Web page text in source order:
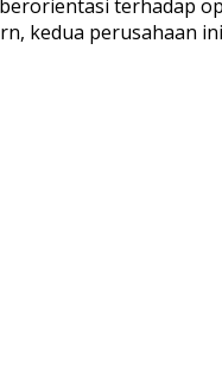
terhadap
kedua perusahaan